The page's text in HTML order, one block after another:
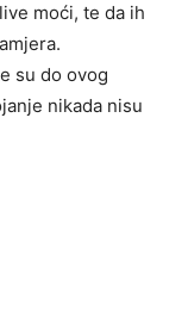
moći, te da ih
su do ovog
nikada nisu